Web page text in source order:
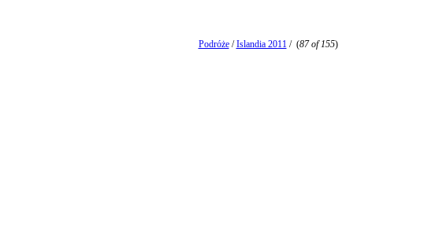
Podróże/Islandia 2011/ (87 of 155)